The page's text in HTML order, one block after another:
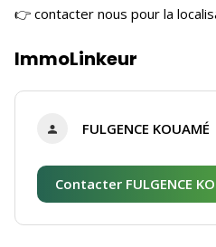
👉 contacter nous pour la
ImmoLinkeur
FULGENCE KOUAMÉ
Contacter FULGENCE